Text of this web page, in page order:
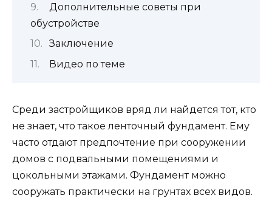
Дополнительные советы при
обустройстве
Заключение
Видео по теме
Среди застройщиков вряд ли найдется тот, кто
не знает, что такое ленточный фундамент. Ему
часто отдают предпочтение при сооружении
домов с подвальными помещениями и
цокольными этажами. Фундамент можно
сооружать практически на грунтах всех видов.